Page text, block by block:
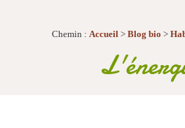
Chemin : Accueil> Blog bio >